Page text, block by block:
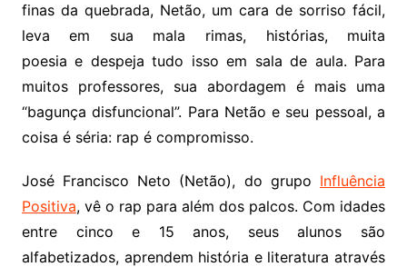
finas da quebrada, Netão, um cara de sorriso fácil,
leva em sua mala rimas, histórias, muita
poesia e despeja tudo isso em sala de aula. Para
muitos professores, sua abordagem é mais uma
“bagunça disfuncional”. Para Netão e seu pessoal, a
coisa é séria: rap é compromisso.
José Francisco Neto (Netão), do grupo Influência
Positiva, vê o rap para além dos palcos. Com idades
entre cinco e 15 anos, seus alunos são
alfabetizados, aprendem história e literatura através